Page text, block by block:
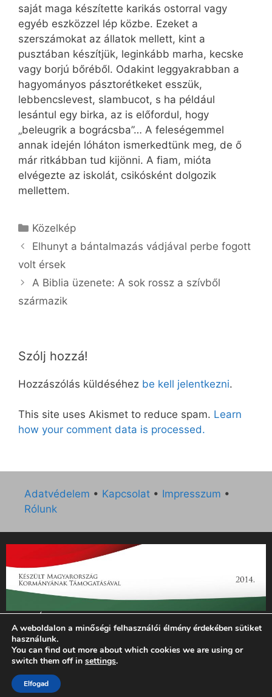
saját maga készítette karikás ostorral vagy
egyéb eszközzel lép közbe. Ezeket a
szerszámokat az állatok mellett, kint a
pusztában készítjük, leginkább marha, kecske
vagy borjú bőréből. Odakint leggyakrabban a
hagyományos pásztorétkeket esszük,
lebbencslevest, slambucot, s ha például
lesántul egy birka, az is előfordul, hogy
„beleugrik a bográcsba”… A feleségemmel
annak idején lóháton ismerkedtünk meg, de ő
már ritkábban tud kijönni. A fiam, mióta
elvégezte az iskolát, csikósként dolgozik
mellettem.
Kategória
Közelkép
Elhunyt a bántalmazás vádjával perbe fogott
volt érsek
A Biblia üzenete: A sok rossz a szívből
származik
Szólj hozzá!
Hozzászólás küldéséhez be kell jelentkezni.
This site uses Akismet to reduce spam. Learn
how your comment data is processed.
Adatvédelem • Kapcsolat • Impresszum •
Rólunk
„Az Új Ember katolikus hetilap 2014. évi működésének
támogatását az EGYH-KCP-14-P-0121 sz. támogatási
szerződés keretében 3 000 000 Ft összegben támogatta az
Emberi Erőforrások Minisztériuma.”
© 2026 Magyar Kurír - Új Ember
A weboldalon a minőségi felhasználói élmény érdekében sütiket
használunk.
You can find out more about which cookies we are using or
switch them off in settings.
Elfogad